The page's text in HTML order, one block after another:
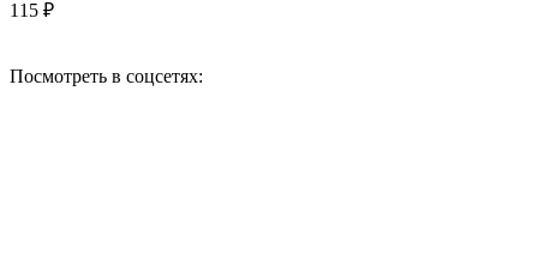
115 ₽
Посмотреть в соцсетях: